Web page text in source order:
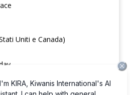
Uniti e Canada)